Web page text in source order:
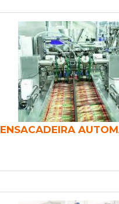
ENSACADEIRA